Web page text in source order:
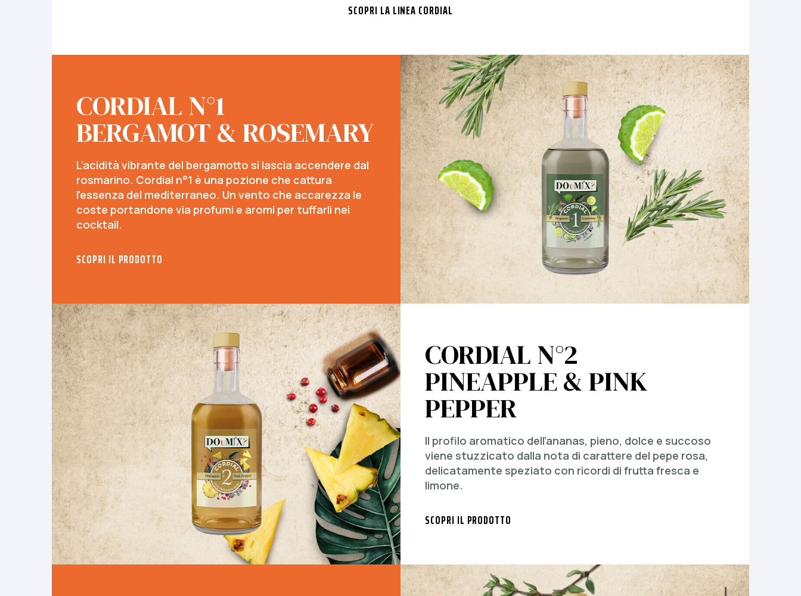
SCOPRI LA LINEA CORDIAL
CORDIAL N°1
BERGAMOT & ROSEMARY
L’acidità vibrante del bergamotto si lascia accendere dal
rosmarino. Cordial n°1 è una pozione che cattura
l’essenza del mediterraneo. Un vento che accarezza le
coste portandone via profumi e aromi per tuffarli nei
cocktail.
SCOPRI IL PRODOTTO
CORDIAL N°2
PINEAPPLE & PINK
PEPPER
Il profilo aromatico dell’ananas, pieno, dolce e succoso
viene stuzzicato dalla nota di carattere del pepe rosa,
delicatamente speziato con ricordi di frutta fresca e
limone.
SCOPRI IL PRODOTTO